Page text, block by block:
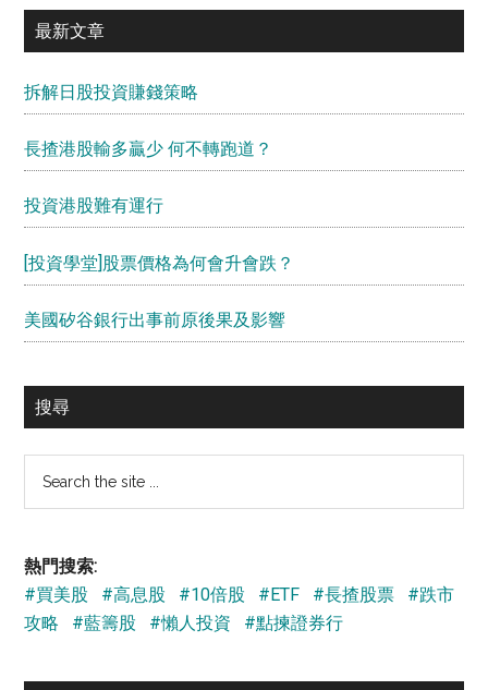
最新文章
拆解日股投資賺錢策略
長揸港股輸多贏少 何不轉跑道？
投資港股難有運行
[投資學堂]股票價格為何會升會跌？
美國矽谷銀行出事前原後果及影響
搜尋
熱門搜索:
#買美股
#高息股 #10倍股 #ETF #長揸股票
#跌市
攻略
#藍籌股 #懶人投資 #點揀證券行